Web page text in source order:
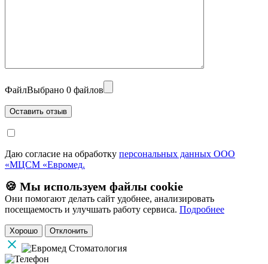
ФайлВыбрано 0 файлов
Даю согласие на обработку персональных данных ООО
«МЦСМ «Евромед.
🍪 Мы используем файлы cookie
Они помогают делать сайт удобнее, анализировать
посещаемость и улучшать работу сервиса. Подробнее
Хорошо Отклонить